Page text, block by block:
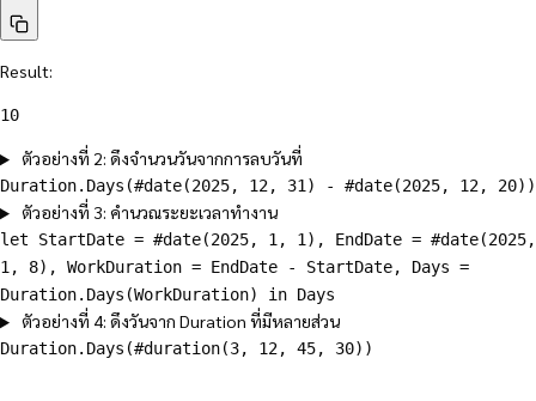
Result:
10
ตัวอย่างที่ 2: ดึงจำนวนวันจากการลบวันที่
Duration.Days(#date(2025, 12, 31) - #date(2025, 12, 20))
ตัวอย่างที่ 3: คำนวณระยะเวลาทำงาน
let StartDate = #date(2025, 1, 1), EndDate = #date(2025,
1, 8), WorkDuration = EndDate - StartDate, Days =
Duration.Days(WorkDuration) in Days
ตัวอย่างที่ 4: ดึงวันจาก Duration ที่มีหลายส่วน
Duration.Days(#duration(3, 12, 45, 30))